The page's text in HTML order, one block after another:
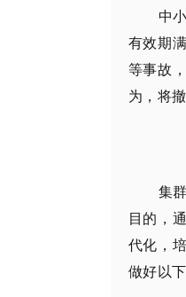
中
有效期
等事故
为，将
集
目的，
代化，
做好以